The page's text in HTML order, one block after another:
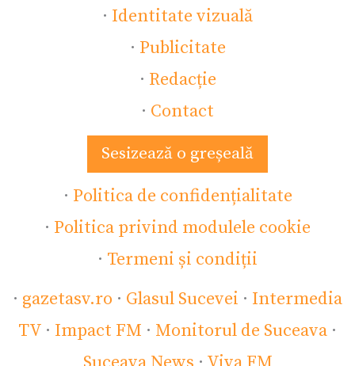
· Identitate vizuală
· Publicitate
· Redacție
· Contact
Sesizează o greșeală
· Politica de confidențialitate
· Politica privind modulele cookie
· Termeni și condiții
· gazetasv.ro · Glasul Sucevei · Intermedia
TV · Impact FM · Monitorul de Suceava ·